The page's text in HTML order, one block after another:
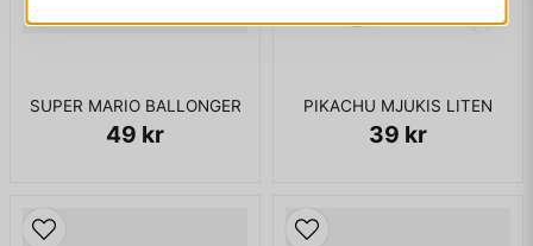
SUPER MARIO BALLONGER
49 kr
PIKACHU MJUKIS LITEN
39 kr